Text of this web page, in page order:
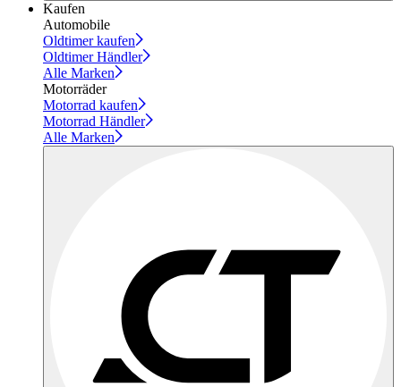
Kaufen
Automobile
Oldtimer kaufen
Oldtimer Händler
Alle Marken
Motorräder
Motorrad kaufen
Motorrad Händler
Alle Marken